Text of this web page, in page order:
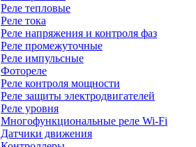
Реле тепловые
Реле тока
Реле напряжения и контроля фаз
Реле промежуточные
Реле импульсные
Фотореле
Реле контроля мощности
Реле защиты электродвигателей
Реле уровня
Многофункциональные реле Wi-Fi
Датчики движения